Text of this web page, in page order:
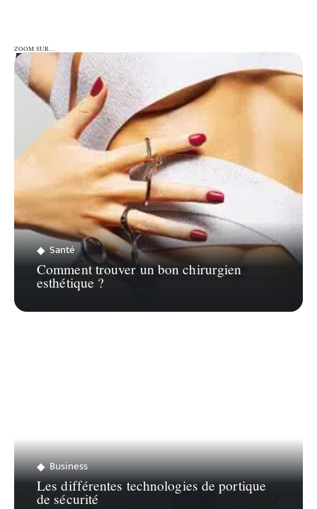
ZOOM SUR…
ZOOM SUR…
Santé
Comment trouver un bon chirurgien
esthétique ?
Business
Les différentes technologies de portique
de sécurité